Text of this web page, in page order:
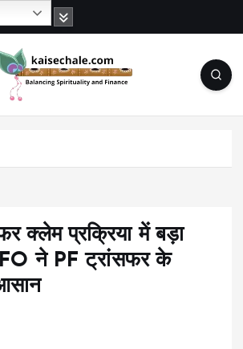
क्लेम प्रक्रिया में बड़ा
ने PF ट्रांसफर के